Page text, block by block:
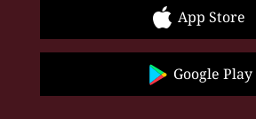
App Store
Google Play